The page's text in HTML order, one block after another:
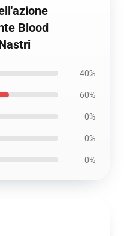
Blood
40%
60%
0%
0%
0%